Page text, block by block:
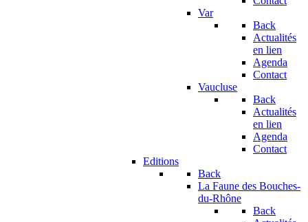
Var
Back
Actualités
en lien
Agenda
Contact
Vaucluse
Back
Actualités
en lien
Agenda
Contact
Editions
Back
La Faune des Bouches-
du-Rhône
Back